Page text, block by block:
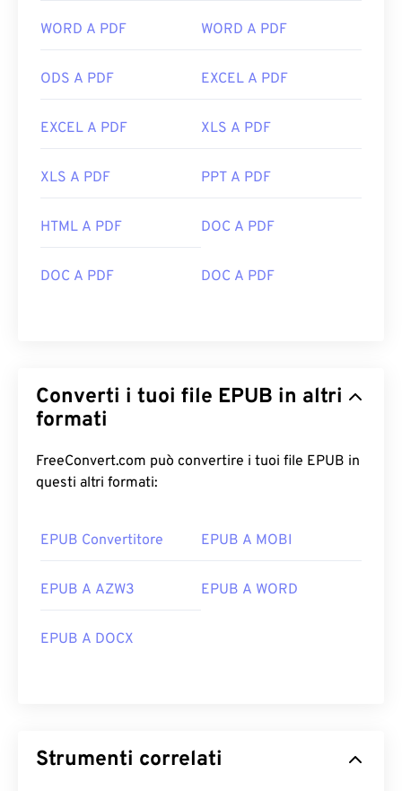
WORD A PDF WORD A PDF
ODS A PDF EXCEL A PDF
EXCEL A PDF XLS A PDF
XLS A PDF PPT A PDF
HTML A PDF DOC A PDF
DOC A PDF DOC A PDF
Converti i tuoi file EPUB in altri
formati
FreeConvert.com può convertire i tuoi file EPUB in
questi altri formati:
EPUB Convertitore EPUB A MOBI
EPUB A AZW3 EPUB A WORD
EPUB A DOCX
Strumenti correlati